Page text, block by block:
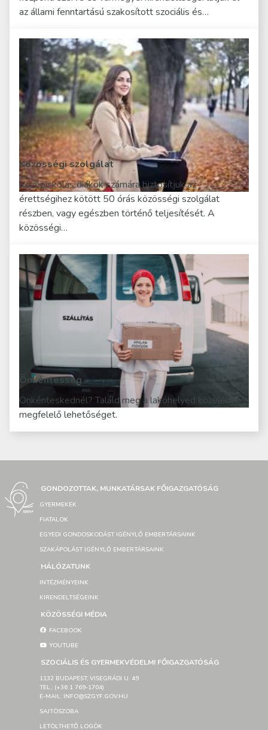
az állami fenntartású szakosított szociális és…
Közösségi szolgálat
Középiskolás diákok számára biztosítjuk az
érettségihez kötött 50 órás közösségi szolgálat
részben, vagy egészben történő teljesítését. A
közösségi…
Önkéntesség
Önkénteskednél? Találd meg a lakóhelyed közelében a
megfelelő lehetőséget.
GONDOZOTTAK, MUNKATÁRSAK FŐIGAZGATÓSÁG
GYERMEKEK
FIATALOK
EGYEDI GONDOSKODÁST IGÉNYLŐ EMBERTÁRSAINK
SZAKÁPOLÁST IGÉNYLŐ EMBERTÁRSAINK
HÁLÓZATUNK
INTÉZMÉNYEINK
KIRENDELTSÉGEINK
KÖZÖSSÉGI MÉDIA
FACEBOOK
YOUTUBE
SZOCIÁLIS ÉS GYERMEKVÉDELMI FŐIGAZGATÓSÁG
1132 BUDAPEST, VISEGRÁDI U. 49
TEL.: (+36 1 769-1704)
E-MAIL: INFO@SZGYF.GOV.HU
SAJTÓSZOBA
LETÖLTHETŐ LOGÓK